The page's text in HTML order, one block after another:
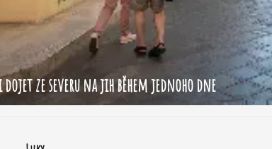
ze severu na jih během jednoho dne